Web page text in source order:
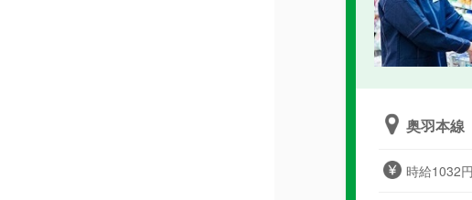
奥羽本線
時給1032